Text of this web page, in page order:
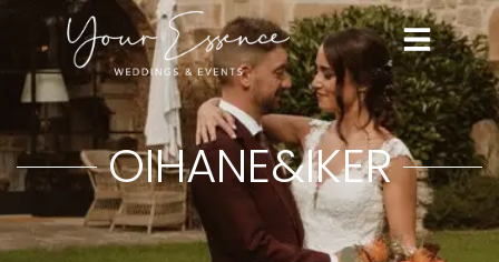
OIHANE&IKER